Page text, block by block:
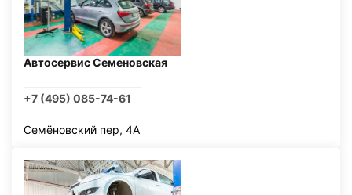
Автосервис Семеновская
+7 (495) 085-74-61
Семёновский пер, 4А